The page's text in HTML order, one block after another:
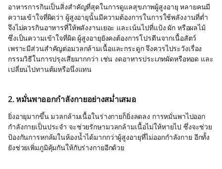
อาหารการกินเป็นสิ่งสำคัญที่สุดในการดูแลสุขภาพผู้สูงอายุ หลายคนมี
ความเข้าใจที่ผิดว่า ผู้สูงอายุนั้นมีความต้องการในการใช้พลังงานที่ต่ำ
จึงไม่ควรกินอาหารที่ให้พลังงานเยอะ และเน้นไปที่แป้ง ผัก หรือผลไม้
ซึ่งเป็นความเข้าใจที่ผิด ผู้สูงอายุยังคงต้องการโปรตีนจากเนื้อสัตว์
เพราะมีส่วนสำคัญต่อมวลกล้ามเนื้อและกระดูก จึงควรไประวังเรื่อง
กรรมวิธีในการปรุงเสียมากกว่า เช่น งดอาหารประเภทผัดหรือทอด และ
เปลี่ยนไปทานต้มหรือนึ่งแทน
2. หมั่นพาออกกำลังกายอย่างสม่ำเสมอ
ยิ่งอายุมากขึ้น มวลกล้ามเนื้อในร่างกายก็ยิ่งลดลง การหมั่นพาไปออก
กำลังกายเป็นประจำ จะช่วยรักษามวลกล้ามเนื้อไม่ให้หายไป ซึ่งจะช่วย
ป้องกันการหกล้มในห้องน้ำได้มากกว่าผู้สูงอายุที่ไม่ออกกำลังกาย อีกทั้ง
ยังช่วยเพิ่มภูมิคุ้มกันให้กับร่างกายอีกด้วย